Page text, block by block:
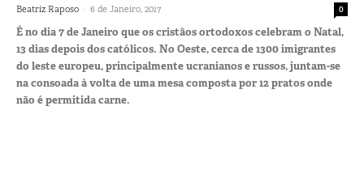
Beatriz Raposo - 6 de Janeiro, 2017 0
É no dia 7 de Janeiro que os cristãos ortodoxos celebram o Natal,
13 dias depois dos católicos. No Oeste, cerca de 1300 imigrantes
do leste europeu, principalmente ucranianos e russos, juntam-se
na consoada à volta de uma mesa composta por 12 pratos onde
não é permitida carne.